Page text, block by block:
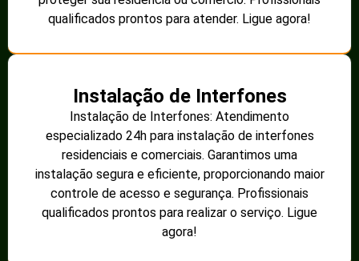
qualificados prontos para atender. Ligue agora!
Instalação de Interfones
Instalação de Interfones: Atendimento
especializado 24h para instalação de interfones
residenciais e comerciais. Garantimos uma
instalação segura e eficiente, proporcionando maior
controle de acesso e segurança. Profissionais
qualificados prontos para realizar o serviço. Ligue
agora!